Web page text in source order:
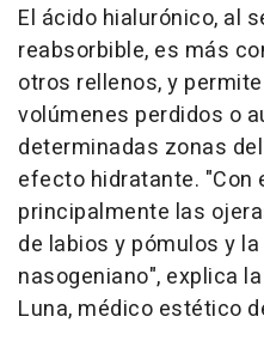
El ácido hialurónico, al
reabsorbible, es más
otros rellenos, y
volúmenes perdidos o
determinadas zonas
efecto hidratante. "Con
principalmente las
de labios y pómulos y
nasogeniano", explica
Luna, médico estético